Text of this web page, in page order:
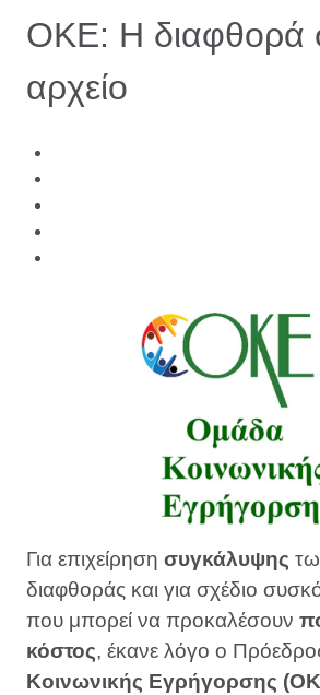
ΟΚΕ: Η διαφθορά
αρχείο
Για επιχείρηση συγκάλυψης
διαφθοράς και για σχέδιο
που μπορεί να προκαλέσουν
κόστος, έκανε λόγο ο
Κοινωνικής Εγρήγορσης